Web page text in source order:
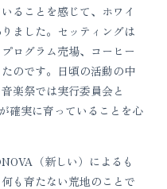
ることを感じて、ホワイ
ました。セッティングは
ログラム売場、コーヒー
のです。日頃の活動の中
楽祭では実行委員会と
確実に育っていることを心
（新しい）によるも
も育たない荒地のことで